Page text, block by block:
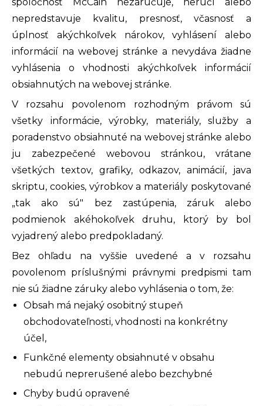
nepredstavuje kvalitu, presnosť, včasnosť a
úplnosť akýchkoľvek nárokov, vyhlásení alebo
informácií na webovej stránke a nevydáva žiadne
vyhlásenia o vhodnosti akýchkoľvek informácií
obsiahnutých na webovej stránke.
V rozsahu povolenom rozhodným právom sú
všetky informácie, výrobky, materiály, služby a
poradenstvo obsiahnuté na webovej stránke alebo
ju zabezpečené webovou stránkou, vrátane
všetkých textov, grafiky, odkazov, animácií, java
skriptu, cookies, výrobkov a materiály poskytované
„tak ako sú" bez zastúpenia, záruk alebo
podmienok akéhokoľvek druhu, ktorý by bol
vyjadrený alebo predpokladaný.
Bez ohľadu na vyššie uvedené a v rozsahu
povolenom príslušnými právnymi predpismi tam
nie sú žiadne záruky alebo vyhlásenia o tom, že:
Obsah má nejaký osobitný stupeň
obchodovateľnosti, vhodnosti na konkrétny
účel,
Funkčné elementy obsiahnuté v obsahu
nebudú neprerušené alebo bezchybné
Chyby budú opravené